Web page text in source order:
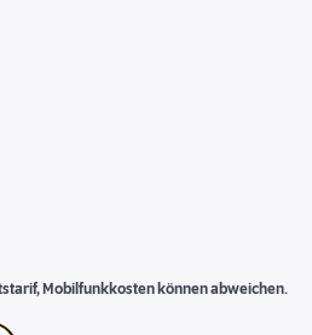
Mobilfunkkosten können abweichen.